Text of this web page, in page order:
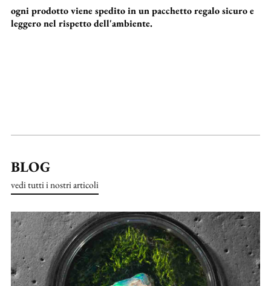
ogni prodotto viene spedito in un pacchetto regalo sicuro e
leggero nel rispetto dell'ambiente.
BLOG
vedi tutti i nostri articoli